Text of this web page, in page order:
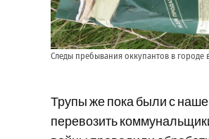
Следы пребывания оккупантов в городе
Трупы же пока были с
перевозить